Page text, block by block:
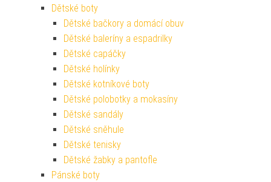
Dětské boty
Dětské bačkory a domácí obuv
Dětské baleríny a espadrilky
Dětské capáčky
Dětské holínky
Dětské kotníkové boty
Dětské polobotky a mokasíny
Dětské sandály
Dětské sněhule
Dětské tenisky
Dětské žabky a pantofle
Pánské boty